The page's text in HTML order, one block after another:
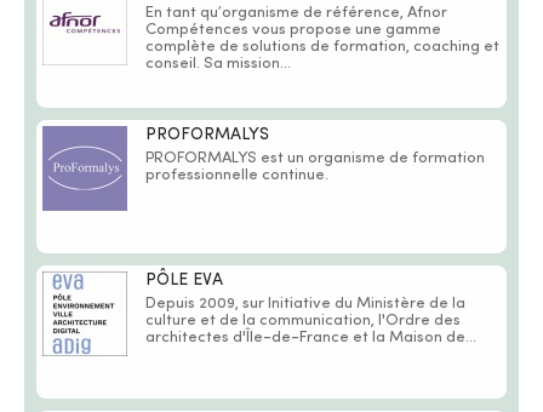
En tant qu’organisme de référence, Afnor
Compétences vous propose une gamme
complète de solutions de formation, coaching et
conseil. Sa mission...
PROFORMALYS
PROFORMALYS est un organisme de formation
professionnelle continue.
PÔLE EVA
Depuis 2009, sur Initiative du Ministère de la
culture et de la communication, l'Ordre des
architectes d'Île-de-France et la Maison de...